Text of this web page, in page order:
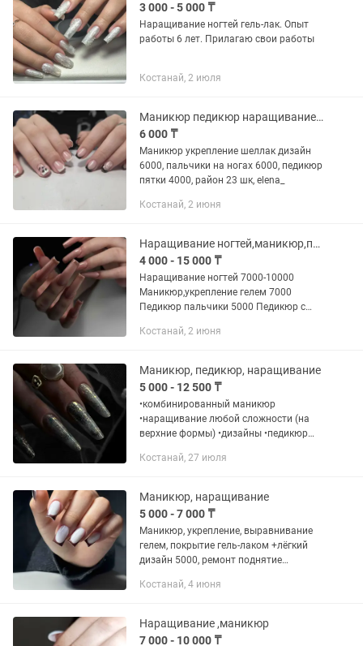
3 000 - 5 000 ₸
Наращивание ногтей гель-лак. Опыт
работы 6 лет. Прилагаю свои работы
Костанай, 2 июля
Маникюр педикюр наращивание костанай
6 000 ₸
Маникюр укрепление шеллак дизайн
6000, пальчики на ногах 6000, педикюр
пятки 4000, район 23 шк, elena_
Костанай, 2 июня
Наращивание ногтей,маникюр,педикюр
4 000 - 15 000 ₸
Наращивание ногтей 7000-10000
Маникюр,укрепление гелем 7000
Педикюр пальчики 5000 Педикюр с
Костанай, 2 июня
Маникюр, педикюр, наращивание
5 000 - 12 500 ₸
•комбинированный маникюр
•наращивание любой сложности (на
верхние формы) •дизайны •педикюр
Костанай, 27 июля
Маникюр, наращивание
5 000 - 7 000 ₸
Маникюр, укрепление, выравнивание
гелем, покрытие гель-лаком +лëгкий
дизайн 5000, ремонт поднятие
стоимость. наращивание от 7000
Костанай, 4 июня
Наращивание ,маникюр
7 000 - 10 000 ₸